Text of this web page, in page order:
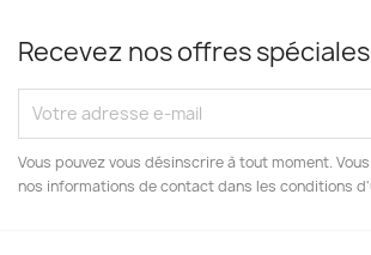
Recevez nos offres spéciales
Vous pouvez vous désinscrire à tout moment.
nos informations de contact dans les conditions